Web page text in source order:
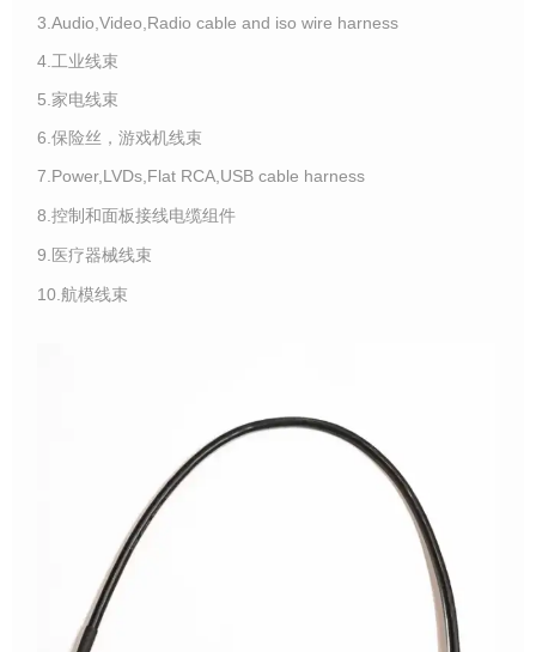
3.Audio,Video,Radio cable and iso wire harness
4.工业线束
5.家电线束
6.保险丝，游戏机线束
7.Power,LVDs,Flat RCA,USB cable harness
8.控制和面板接线电缆组件
9.医疗器械线束
10.航模线束